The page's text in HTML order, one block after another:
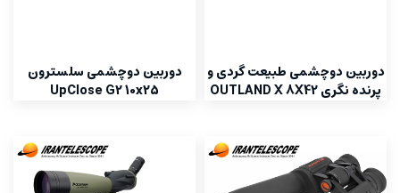
دوربین دوچشمی طبیعت گردی و
پرنده نگری OUTLAND X 8X42
دوربین دوچشمی سلسترون
UpClose G2 10x25